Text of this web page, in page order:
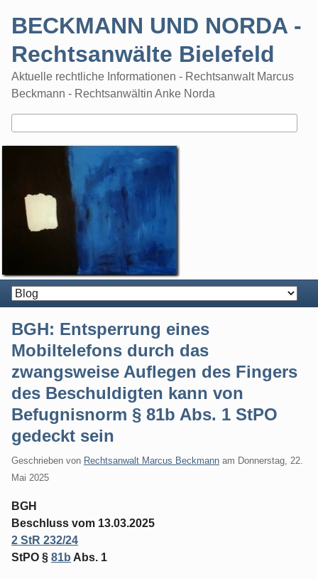
BECKMANN UND NORDA -
Rechtsanwälte Bielefeld
Aktuelle rechtliche Informationen - Rechtsanwalt Marcus
Beckmann - Rechtsanwältin Anke Norda
BGH: Entsperrung eines
Mobiltelefons durch das
zwangsweise Auflegen des Fingers
des Beschuldigten kann von
Befugnisnorm § 81b Abs. 1 StPO
gedeckt sein
Geschrieben von Rechtsanwalt Marcus Beckmann am Donnerstag, 22.
Mai 2025
BGH
Beschluss vom 13.03.2025
2 StR 232/24
StPO § 81b Abs. 1